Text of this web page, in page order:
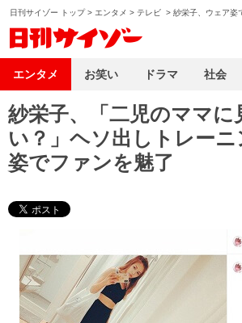
日刊サイゾー トップ> エンタメ > テレビ > 紗栄子、ウェア姿
紗栄子、「二児のママに
い？」ヘソ出しトレー
姿でファンを魅了
エンタメ お笑い ドラマ 社会